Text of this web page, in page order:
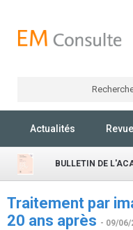
Actualités
BULLETIN DE
Traitement par
20 ans après - 09/06/